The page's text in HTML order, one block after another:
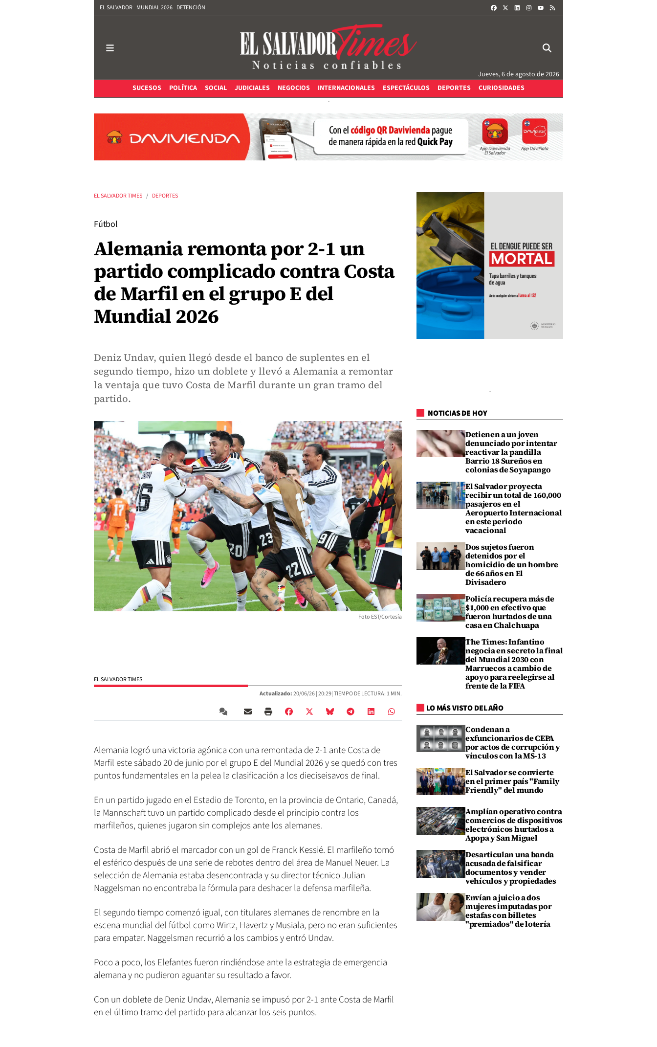
EL SALVADOR MUNDIAL 2026 DETENCIÓN FACEBOOKLINKEDININSTAGRAM
Jueves, 6 de agosto de 2026
SUCESOS
POLÍTICA SOCIAL JUDICIALES NEGOCIOS INTERNACIONALES ESPECTÁCULOS DEPORTES CURIOSIDADES
EL SALVADOR TIMES DEPORTES
Fútbol
Alemania remonta por 2-1 un
partido complicado contra Costa
de Marfil en el grupo E del
Mundial 2026
Deniz Undav, quien llegó desde el banco de suplentes en el
segundo tiempo, hizo un doblete y llevó a Alemania a remontar
la ventaja que tuvo Costa de Marfil durante un gran tramo del
partido.
Foto EST/Cortesía
EL SALVADOR TIMES
Actualizado:20/06/26 |20:29| TIEMPO DE LECTURA: 1 MIN.
Alemania logró una victoria agónica con una remontada de 2-1 ante Costa de
Marfil este sábado 20 de junio por el grupo E del Mundial 2026 y se quedó con tres
puntos fundamentales en la pelea la clasificación a los dieciseisavos de final.
En un partido jugado en el Estadio de Toronto, en la provincia de Ontario, Canadá,
la Mannschaft tuvo un partido complicado desde el principio contra los
marfileños, quienes jugaron sin complejos ante los alemanes.
Costa de Marfil abrió el marcador con un gol de Franck Kessié. El marfileño tomó
el esférico después de una serie de rebotes dentro del área de Manuel Neuer. La
selección de Alemania estaba desencontrada y su director técnico Julian
Naggelsman no encontraba la fórmula para deshacer la defensa marfileña.
El segundo tiempo comenzó igual, con titulares alemanes de renombre en la
escena mundial del fútbol como Wirtz, Havertz y Musiala, pero no eran suficientes
para empatar. Naggelsman recurrió a los cambios y entró Undav.
Poco a poco, los Elefantes fueron rindiéndose ante la estrategia de emergencia
alemana y no pudieron aguantar su resultado a favor.
Con un doblete de Deniz Undav, Alemania se impusó por 2-1 ante Costa de Marfil
en el último tramo del partido para alcanzar los seis puntos.
NOTICIAS DE HOY
Detienen a un joven
denunciado por intentar
reactivar la pandilla
Barrio 18 Sureños en
colonias de Soyapango
El Salvador proyecta
recibir un total de 160,000
pasajeros en el
Aeropuerto Internacional
en este periodo
vacacional
Dos sujetos fueron
detenidos por el
homicidio de un hombre
de 66 años en El
Divisadero
Policía recupera más de
$1,000 en efectivo que
fueron hurtados de una
casa en Chalchuapa
The Times: Infantino
negocia en secreto la final
del Mundial 2030 con
Marruecos a cambio de
apoyo para reelegirse al
frente de la FIFA
LO MÁS VISTO DEL AÑO
Condenan a
exfuncionarios de CEPA
por actos de corrupción y
vínculos con la MS-13
El Salvador se convierte
en el primer país "Family
Friendly" del mundo
Amplían operativo contra
comercios de dispositivos
electrónicos hurtados a
Apopa y San Miguel
Desarticulan una banda
acusada de falsificar
documentos y vender
vehículos y propiedades
Envían a juicio a dos
mujeres imputadas por
estafas con billetes
"premiados" de lotería